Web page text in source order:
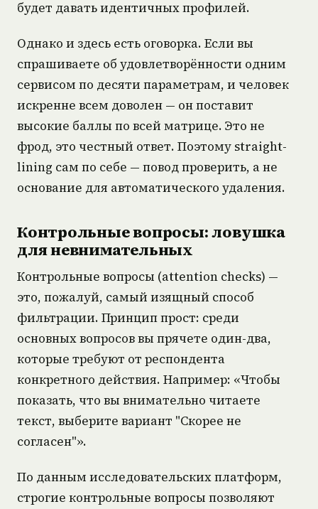
будет давать идентичных профилей.
Однако и здесь есть оговорка. Если вы
спрашиваете об удовлетворённости одним
сервисом по десяти параметрам, и человек
искренне всем доволен — он поставит
высокие баллы по всей матрице. Это не
фрод, это честный ответ. Поэтому straight-
lining сам по себе — повод проверить, а не
основание для автоматического удаления.
Контрольные вопросы: ловушка
для невнимательных
Контрольные вопросы (attention checks) —
это, пожалуй, самый изящный способ
фильтрации. Принцип прост: среди
основных вопросов вы прячете один-два,
которые требуют от респондента
конкретного действия. Например: «Чтобы
показать, что вы внимательно читаете
текст, выберите вариант "Скорее не
согласен"».
По данным исследовательских платформ,
строгие контрольные вопросы позволяют